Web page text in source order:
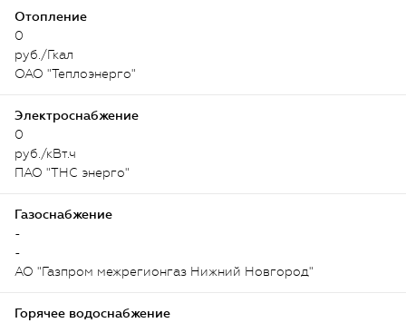
Отопление
0
руб./Гкал
ОАО "Теплоэнерго"
Электроснабжение
0
руб./кВт.ч
ПАО "ТНС энерго"
Газоснабжение
-
-
АО "Газпром межрегионгаз Нижний Новгород"
Горячее водоснабжение